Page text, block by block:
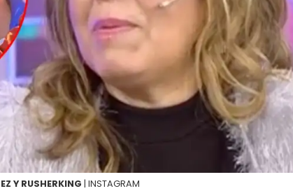
Y RUSHERKING | INSTAGRAM